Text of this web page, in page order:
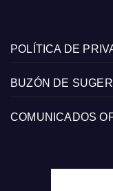
POLÍTICA DE
BUZÓN DE
COMUNICADOS